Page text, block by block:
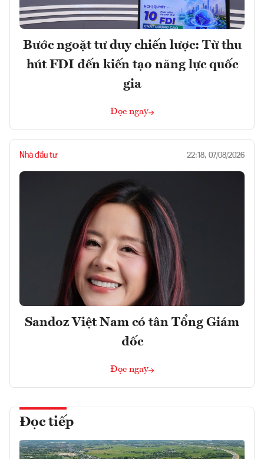
Bước ngoặt tư duy chiến lược: Từ thu
hút FDI đến kiến tạo năng lực quốc
gia
Đọc ngay
Nhà đầu tư 22:18, 07/08/2026
Sandoz Việt Nam có tân Tổng Giám
đốc
Đọc ngay
Đọc tiếp